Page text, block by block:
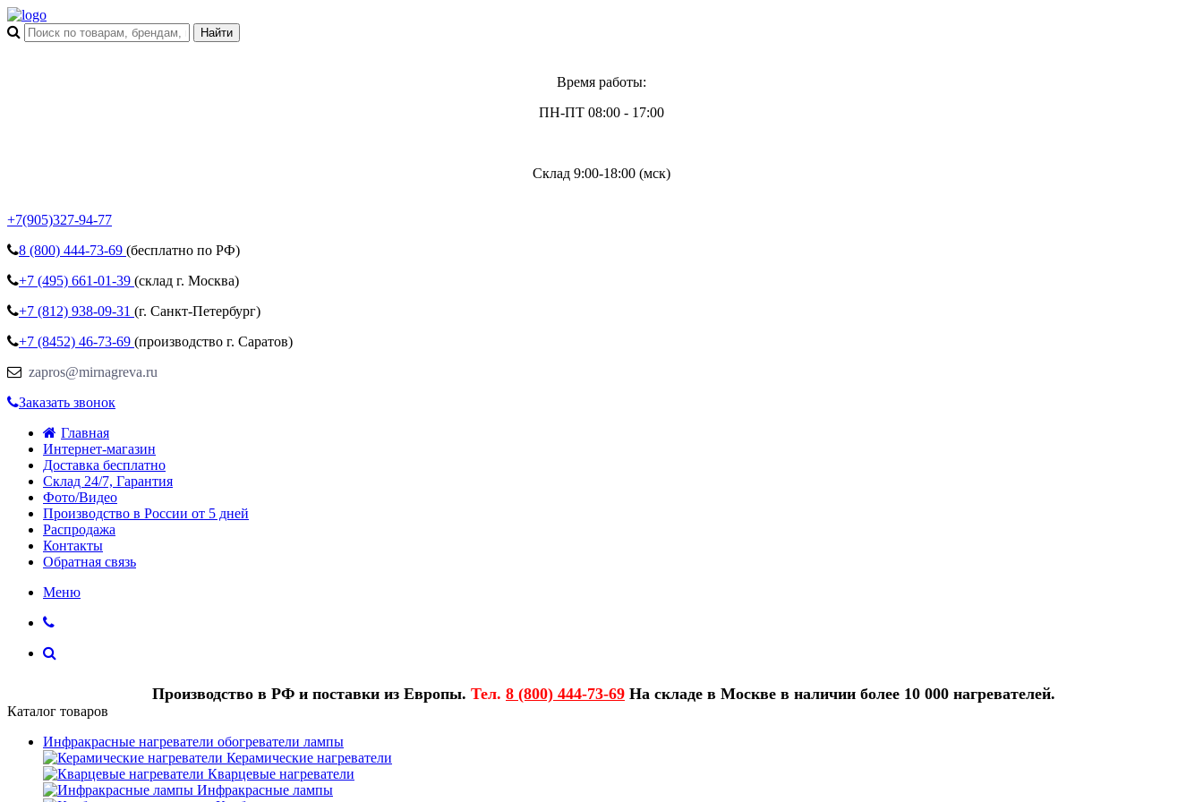
Время работы:
ПН-ПТ 08:00 - 17:00
Склад 9:00-18:00 (мск)
+7(905)327-94-77
8 (800) 444-73-69 (бесплатно по РФ)
+7 (495) 661-01-39 (склад г. Москва)
+7 (812) 938-09-31 (г. Санкт-Петербург)
+7 (8452) 46-73-69 (производство г. Саратов)
zapros@mirnagreva.ru
Заказать звонок
Главная
Интернет-магазин
Доставка бесплатно
Склад 24/7, Гарантия
Фото/Видео
Производство в России от 5 дней
Распродажа
Контакты
Обратная связь
Меню
Производство в РФ и поставки из Европы. Тел. 8 (800) 444-73-69 На складе в Москве в наличии более 10 000 нагревателей.
Каталог товаров
Инфракрасные нагреватели обогреватели лампы
Керамические нагреватели
Кварцевые нагреватели
Инфракрасные лампы